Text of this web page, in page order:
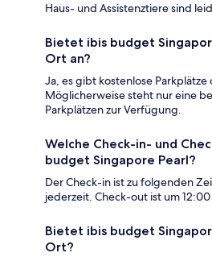
Haus- und Assistenztiere sind
Bietet ibis budget
Ort an?
Ja, es gibt kostenlose Parkplätze
Möglicherweise steht nur eine
Parkplätzen zur Verfügung.
Welche Check-in- und
budget Singapore Pearl?
Der Check-in ist zu folgenden
jederzeit. Check-out ist um 12:00
Bietet ibis budget
Ort?